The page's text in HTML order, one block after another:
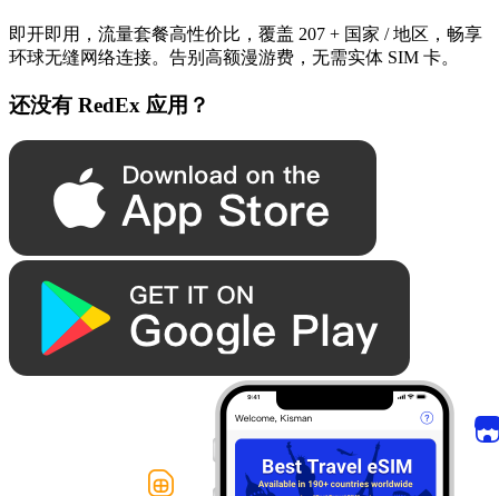
即开即用，流量套餐高性价比，覆盖 207 + 国家 / 地区，畅享
环球无缝网络连接。告别高额漫游费，无需实体 SIM 卡。
还没有 RedEx 应用？